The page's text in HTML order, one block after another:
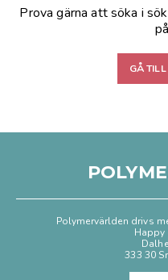
Prova gärna att söka i
GÅ
Polymervärlden drivs
Happy
333 30